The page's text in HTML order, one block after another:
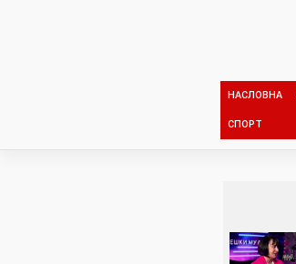
НАСЛОВНА
СПОРТ